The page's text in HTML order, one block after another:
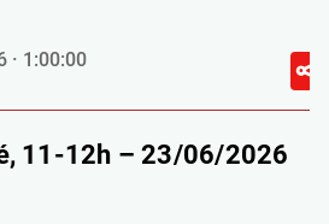
· 1:00:00
11-12h – 23/06/2026